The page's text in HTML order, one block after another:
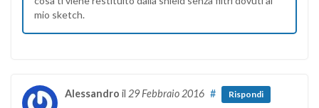
mio sketch.
Alessandro il 29 Febbraio 2016 # Rispondi